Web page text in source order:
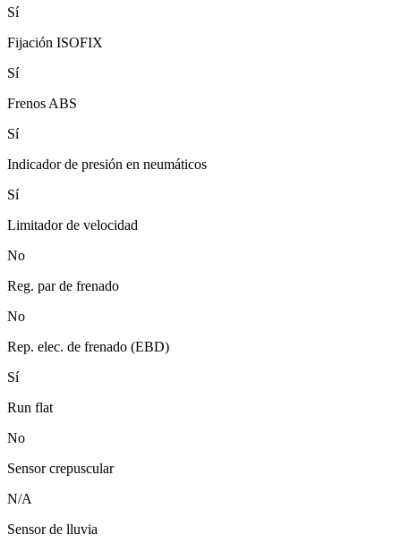
Sí
Fijación ISOFIX
Sí
Frenos ABS
Sí
Indicador de presión en neumáticos
Sí
Limitador de velocidad
No
Reg. par de frenado
No
Rep. elec. de frenado (EBD)
Sí
Run flat
No
Sensor crepuscular
N/A
Sensor de lluvia